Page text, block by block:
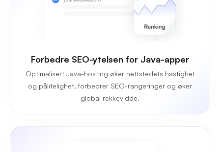
Forbedre SEO-ytelsen for Java-apper
Optimalisert Java-hosting øker nettstedets hastighet
og pålitelighet, forbedrer SEO-rangeringer og øker
global rekkevidde.